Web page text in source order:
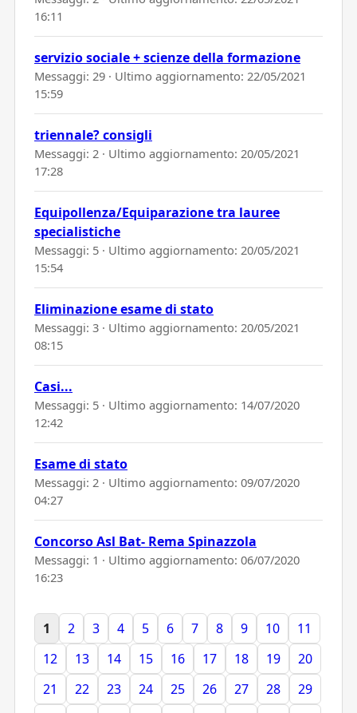
16:11
servizio sociale + scienze della formazione
Messaggi: 29 · Ultimo aggiornamento: 22/05/2021
15:59
triennale? consigli
Messaggi: 2 · Ultimo aggiornamento: 20/05/2021
17:28
Equipollenza/Equiparazione tra lauree
specialistiche
Messaggi: 5 · Ultimo aggiornamento: 20/05/2021
15:54
Eliminazione esame di stato
Messaggi: 3 · Ultimo aggiornamento: 20/05/2021
08:15
Casi...
Messaggi: 5 · Ultimo aggiornamento: 14/07/2020
12:42
Esame di stato
Messaggi: 2 · Ultimo aggiornamento: 09/07/2020
04:27
Concorso Asl Bat- Rema Spinazzola
Messaggi: 1 · Ultimo aggiornamento: 06/07/2020
16:23
1 2 3 4 5 6 7 8 9 10
11
12
13 14 15 16 17 18 19
20
21
22 23 24 25 26 27 28
29